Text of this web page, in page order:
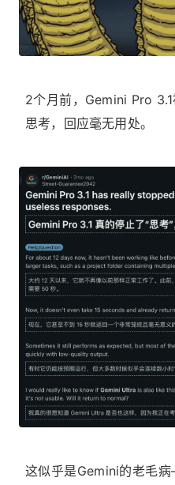
2个月前，Gemini Pro
思考，回应毫无用处。
这似乎是Gemini的老毛